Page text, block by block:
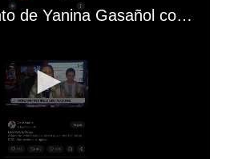
El mal momento de Yanina Gasañol con un hincha argentino en "Subrayado"